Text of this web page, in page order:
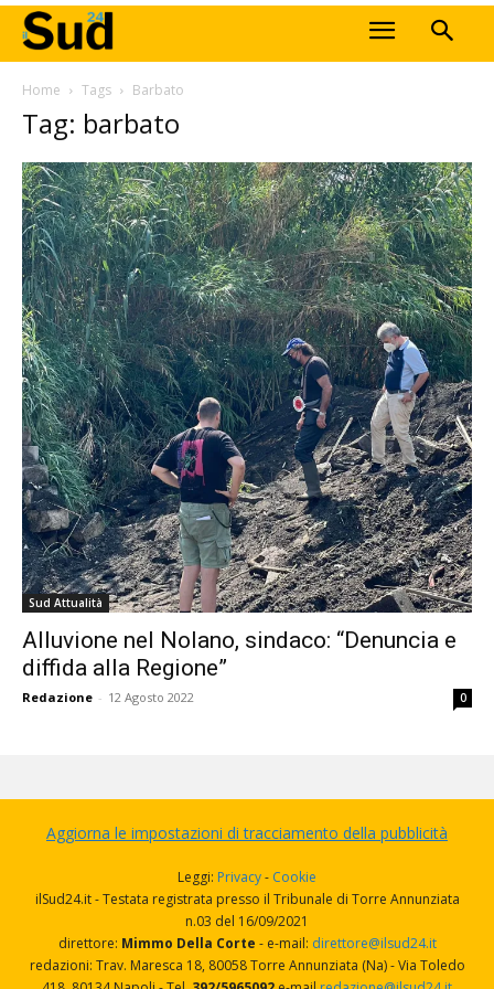
Home Tags Barbato
Tag: barbato
Sud Attualità
Alluvione nel Nolano, sindaco: “Denuncia e
diffida alla Regione”
Redazione - 12 Agosto 2022 0
Aggiorna le impostazioni di tracciamento della pubblicità
Leggi: Privacy- Cookie
ilSud24.it - Testata registrata presso il Tribunale di Torre Annunziata
n.03 del 16/09/2021
direttore: Mimmo Della Corte - e-mail: direttore@ilsud24.it
redazioni: Trav. Maresca 18, 80058 Torre Annunziata (Na) - Via Toledo